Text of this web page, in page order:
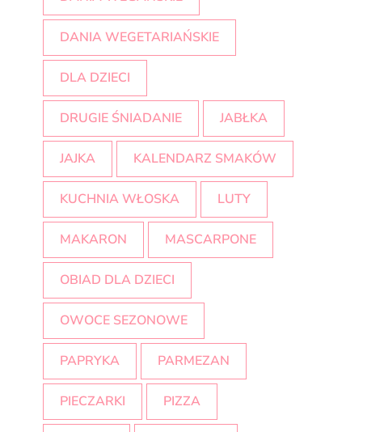
DANIA WEGETARIAŃSKIE
DLA DZIECI
DRUGIE ŚNIADANIE JABŁKA
JAJKA KALENDARZ SMAKÓW
KUCHNIA WŁOSKA LUTY
MAKARON MASCARPONE
OBIAD DLA DZIECI
OWOCE SEZONOWE
PAPRYKA PARMEZAN
PIECZARKI PIZZA